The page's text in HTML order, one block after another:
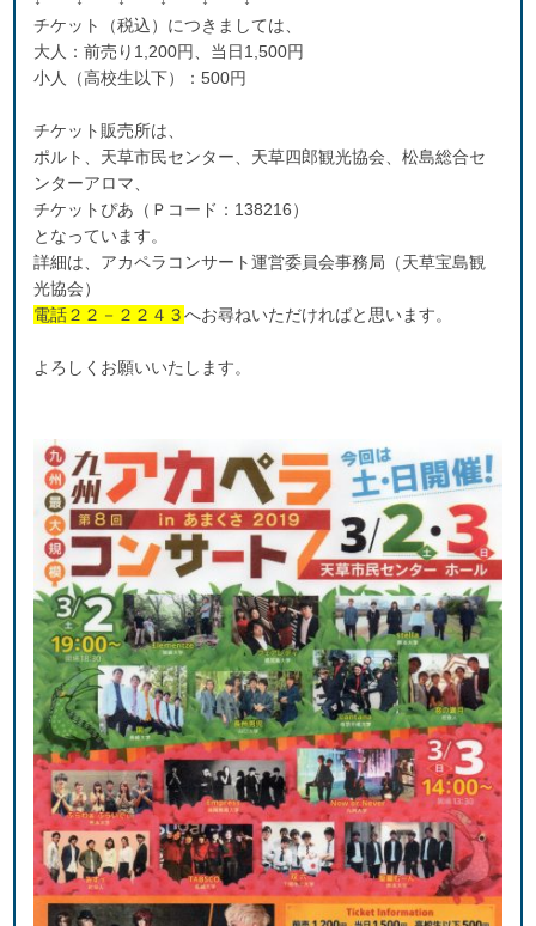
チケット（税込）につきましては、
大人：前売り1,200円、当日1,500円
小人（高校生以下）：500円
チケット販売所は、
ポルト、天草市民センター、天草四郎観光協会、松島総合セ
ンターアロマ、
チケットぴあ（Ｐコード：138216）
となっています。
詳細は、アカペラコンサート運営委員会事務局（天草宝島観
光協会）
電話２２－２２４３へお尋ねいただければと思います。
よろしくお願いいたします。